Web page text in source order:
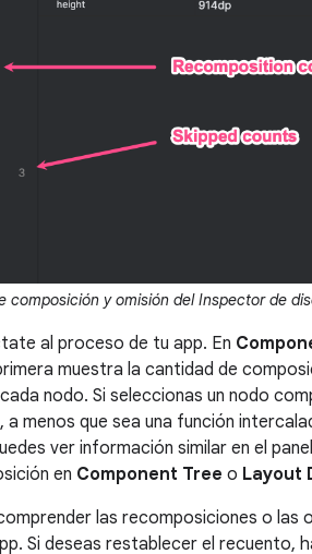
composición y omisión del Inspector de
al proceso de tu app. En
muestra la cantidad de
nodo. Si seleccionas un nodo
menos que sea una función
ver información similar en el panel
en Component Tree o Layout
las recomposiciones o las
Si deseas restablecer el recuento,